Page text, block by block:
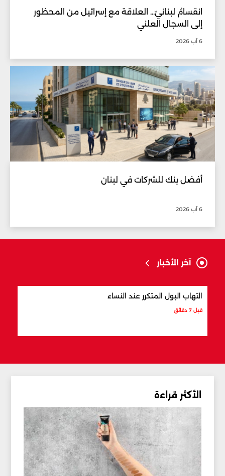
انقسامٌ لبنانيّ... العلاقة مع إسرائيل من المحظور
إلى السجال العلني
6 آب 2026
أفضل بنك للشركات في لبنان
6 آب 2026
آخر الأخبار
التهاب البول المتكرر عند النساء
قبل 7 دقائق
الأكثر قراءة